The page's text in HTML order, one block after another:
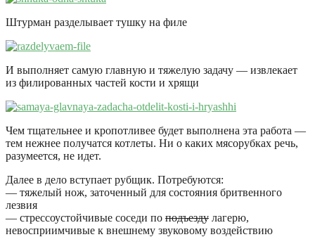
Штурман разделывает тушку на филе
И выполняет самую главную и тяжелую задачу — извлекает
из филированных частей кости и хрящи
Чем тщательнее и кропотливее будет выполнена эта работа —
тем нежнее получатся котлеты. Ни о каких мясорубках речь,
разумеется, не идет.
Далее в дело вступает рубщик. Потребуются:
— тяжелый нож, заточенный для состояния бритвенного
лезвия
— стрессоустойчивые соседи по подъезду лагерю,
невосприимчивые к внешнему звуковому воздействию